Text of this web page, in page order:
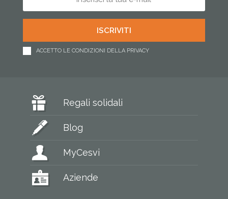
ACCETTO LE CONDIZIONI DELLA PRIVACY
Regali solidali
Blog
MyCesvi
Aziende